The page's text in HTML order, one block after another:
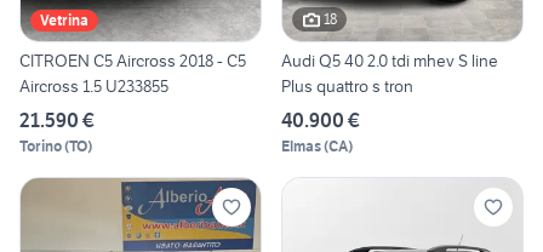
Vetrina
CITROEN C5 Aircross 2018 - C5
Aircross 1.5 U233855
21.590 €
Torino(TO)
18
Audi Q5 40 2.0 tdi mhev S line
Plus quattro s tron
40.900 €
Elmas(CA)